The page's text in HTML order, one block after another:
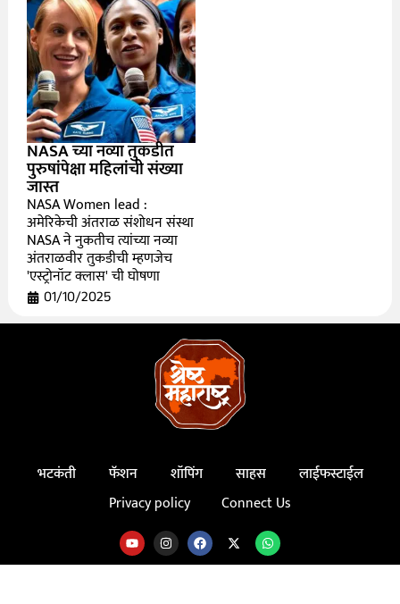
NASA च्या नव्या तुकडीत
पुरुषांपेक्षा महिलांची संख्या
जास्त
NASA Women lead :
अमेरिकेची अंतराळ संशोधन संस्था
NASA ने नुकतीच त्यांच्या नव्या
अंतराळवीर तुकडीची म्हणजेच
'एस्ट्रोनॉट क्लास' ची घोषणा
01/10/2025
भटकंती फॅशन शॉपिंग साहस
लाईफस्टाईल
Privacy policy
Connect Us